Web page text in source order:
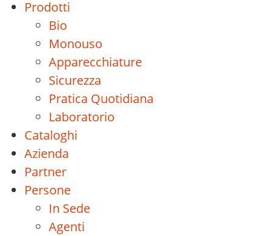
Prodotti
Bio
Monouso
Apparecchiature
Sicurezza
Pratica Quotidiana
Laboratorio
Cataloghi
Azienda
Partner
Persone
In Sede
Agenti